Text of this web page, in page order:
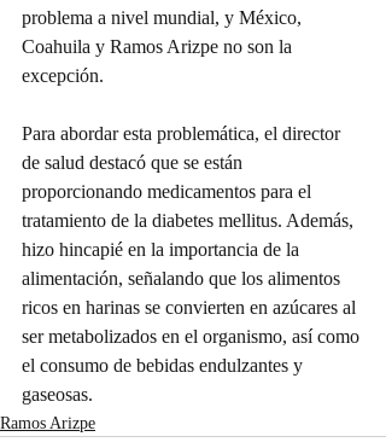
problema a nivel mundial, y México,
Coahuila y Ramos Arizpe no son la
excepción.
Para abordar esta problemática, el director
de salud destacó que se están
proporcionando medicamentos para el
tratamiento de la diabetes mellitus. Además,
hizo hincapié en la importancia de la
alimentación, señalando que los alimentos
ricos en harinas se convierten en azúcares al
ser metabolizados en el organismo, así como
el consumo de bebidas endulzantes y
gaseosas.
Ramos Arizpe